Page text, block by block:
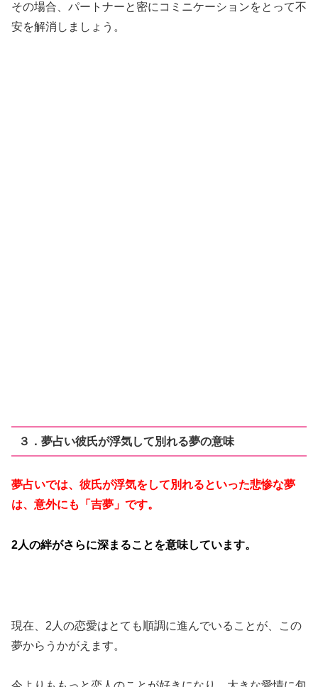
その場合、パートナーと密にコミニケーションをとって不
安を解消しましょう。
３．夢占い彼氏が浮気して別れる夢の意味
夢占いでは、彼氏が浮気をして別れるといった悲惨な夢
は、意外にも「吉夢」です。
2人の絆がさらに深まることを意味しています。
現在、2人の恋愛はとても順調に進んでいることが、この
夢からうかがえます。